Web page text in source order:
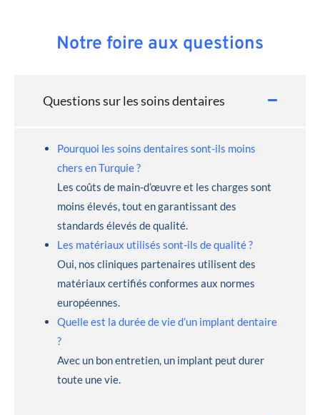
Notre foire aux questions
Questions sur les soins dentaires
Pourquoi les soins dentaires sont-ils moins
chers en Turquie ?
Les coûts de main-d’œuvre et les charges sont
moins élevés, tout en garantissant des
standards élevés de qualité.
Les matériaux utilisés sont-ils de qualité ?
Oui, nos cliniques partenaires utilisent des
matériaux certifiés conformes aux normes
européennes.
Quelle est la durée de vie d’un implant dentaire
?
Avec un bon entretien, un implant peut durer
toute une vie.